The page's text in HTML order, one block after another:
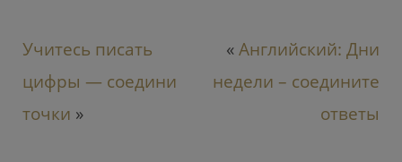
Учитесь писать
цифры — соедини
точки »
«Английский: Дни
недели – соедините
ответы